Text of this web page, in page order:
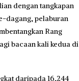
dengan tangkapan
dagang, pelaburan
Rang
bacaan kali kedua di
daripada 16,244